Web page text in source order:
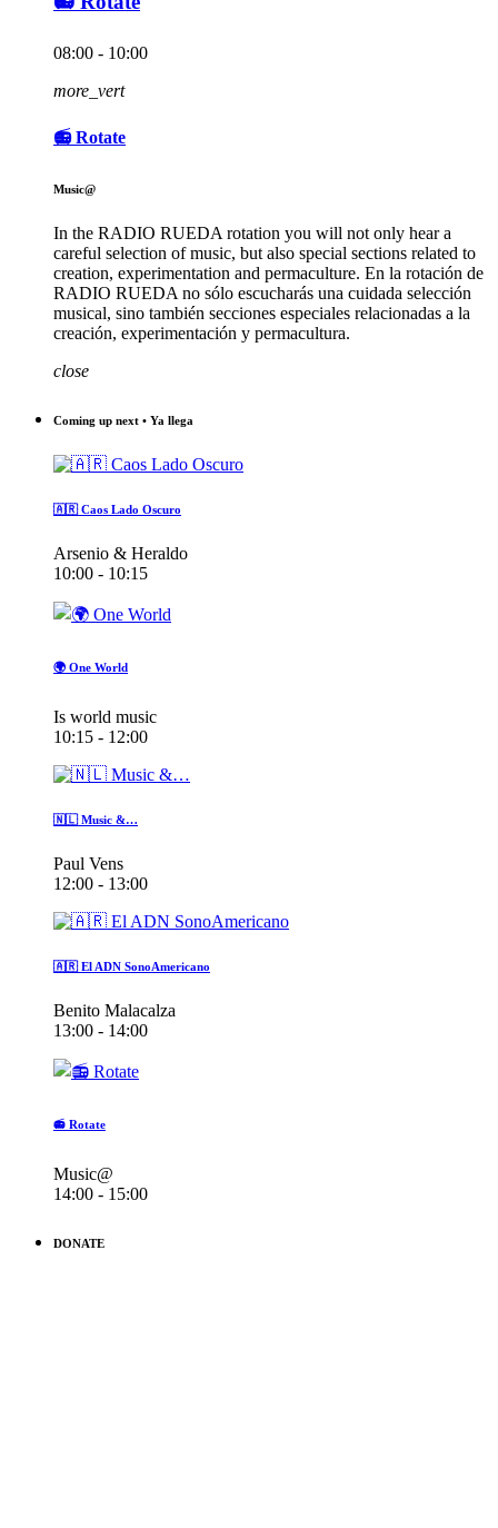
08:00 - 10:00
more_vert
📻 Rotate
Music@
In the RADIO RUEDA rotation you will not only hear a
careful selection of music, but also special sections related to
creation, experimentation and permaculture. En la rotación de
RADIO RUEDA no sólo escucharás una cuidada selección
musical, sino también secciones especiales relacionadas a la
creación, experimentación y permacultura.
close
Coming up next • Ya llega
🇦🇷 Caos Lado Oscuro
Arsenio & Heraldo
10:00 - 10:15
🌍 One World
Is world music
10:15 - 12:00
🇳🇱 Music &…
Paul Vens
12:00 - 13:00
🇦🇷 El ADN SonoAmericano
Benito Malacalza
13:00 - 14:00
📻 Rotate
Music@
14:00 - 15:00
DONATE